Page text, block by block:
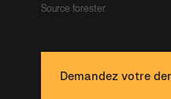
Source forester
Demandez votre